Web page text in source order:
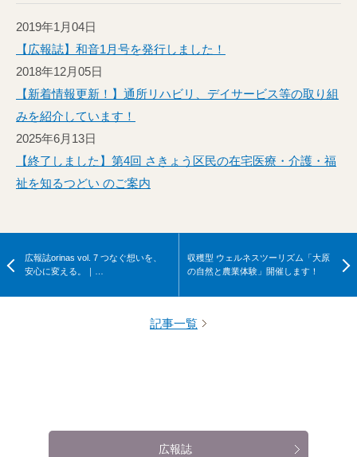
2019年1月04日
【広報誌】和音1月号を発行しました！
2018年12月05日
【新着情報更新！】通所リハビリ、デイサービス等の取り組
みを紹介しています！
2025年6月13日
【終了しました】第4回 さきょう区民の在宅医療・介護・福
祉を知るつどい のご案内
広報誌orinas vol. 7 つなぐ想いを、
安心に変える。｜…
収穫型 ウェルネスツーリズム「大原
の自然と農業体験」開催します！
記事一覧
広報誌